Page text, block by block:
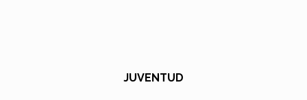
JUVENTUD